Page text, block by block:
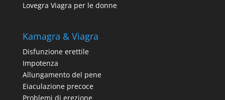
Lovegra Viagra per le donne
Kamagra & Viagra
Disfunzione erettile
Impotenza
Allungamento del pene
Eiaculazione precoce
Problemi di erezione